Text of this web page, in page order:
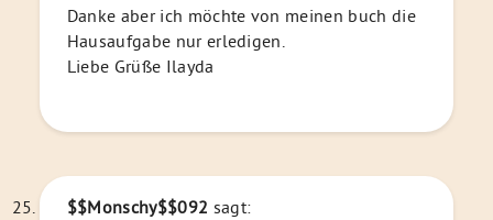
Danke aber ich möchte von meinen buch die
Hausaufgabe nur erledigen.
Liebe Grüße Ilayda
$$Monschy$$092 sagt: